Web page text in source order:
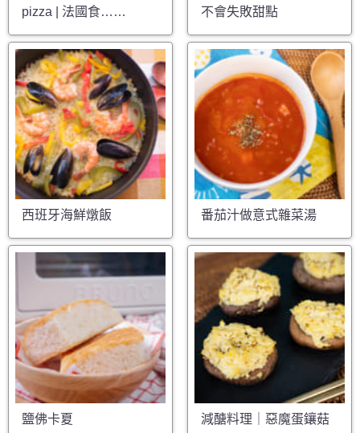
pizza | 法國食……
不會失敗甜點
西班牙海鮮燉飯 番茄汁做意式雜菜湯
鹽佛卡夏 減醣料理｜惡魔蛋鑲菇